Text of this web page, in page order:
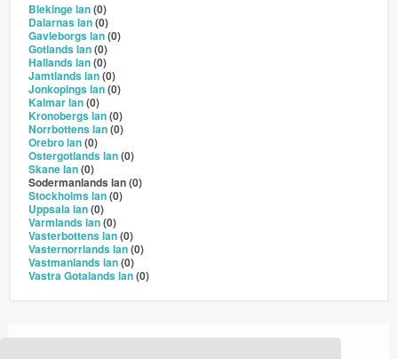
Blekinge lan(0)
Dalarnas lan(0)
Gavleborgs lan(0)
Gotlands lan(0)
Hallands lan(0)
Jamtlands lan(0)
Jonkopings lan(0)
Kalmar lan(0)
Kronobergs lan(0)
Norrbottens lan(0)
Orebro lan(0)
Ostergotlands lan(0)
Skane lan(0)
Sodermanlands lan (0)
Stockholms lan(0)
Uppsala lan(0)
Varmlands lan(0)
Vasterbottens lan(0)
Vasternorrlands lan(0)
Vastmanlands lan(0)
Vastra Gotalands lan(0)